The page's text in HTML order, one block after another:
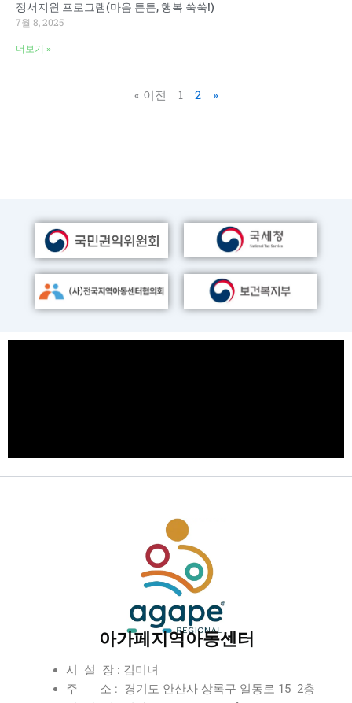
정서지원 프로그램(마음 튼튼, 행복 쑥쑥!)
7월 8, 2025
더보기 »
« 이전 1 2 »
아가페지역아동센터
시 설 장 : 김미녀
주 소 : 경기도 안산사 상록구 일동로 15 2층